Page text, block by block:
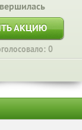
АКЦИЮ
0